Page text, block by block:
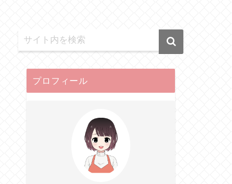
プロフィール